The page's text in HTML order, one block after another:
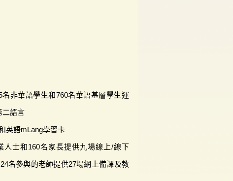
非華語學生和760名華語基層學生運
二語言
英語mLang學習卡
人士和160名家長提供九場線上/線下
名參與的老師提供27場網上備課及教